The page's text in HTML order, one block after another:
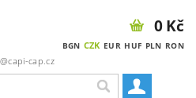
cap.cz
BGN CZK EUR HUF PLN RON
0 Kč